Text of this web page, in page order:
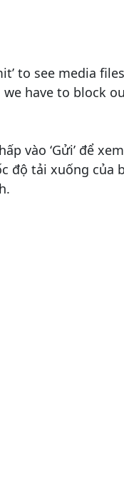
to see media
have to block
vào ‘Gửi’ để
độ tải xuống của